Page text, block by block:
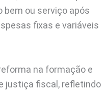
bem ou serviço após
fixas e variáveis
na formação e
justiça fiscal, refletindo